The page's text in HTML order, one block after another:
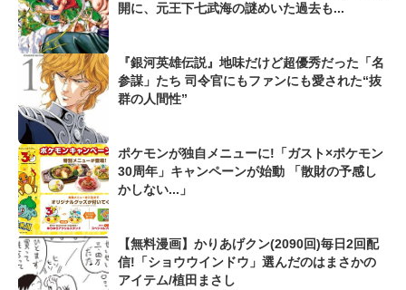
開に、元王下七武海の謎めいた過去も...
『銀河英雄伝説』地味だけど超優秀だった「名
参謀」たち 司令官にもファンにも愛された“抜
群の人間性”
ポケモンが独自メニューに!「ガスト×ポケモン
30周年」キャンペーンが始動 「散財の予感し
かしない...」
【無料漫画】かりあげクン(2090回)毎日2回配
信!「ショウウインドウ」選んだのはまさかの
アイテム/植田まさし